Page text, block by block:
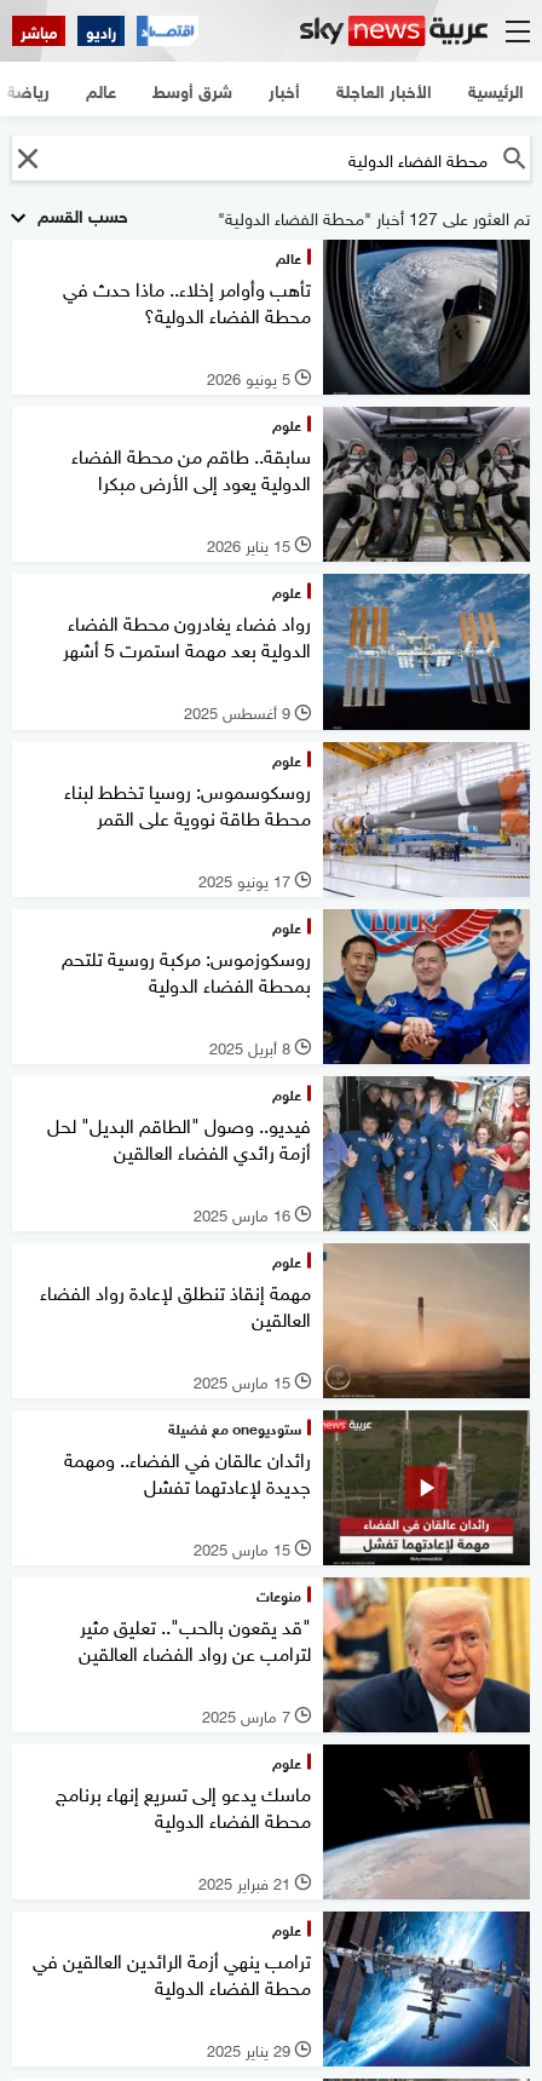
راديو مباشر
الرئيسية الأخبار العاجلة أخبار شرق أوسط عالم رياضة
حسب القسم تم العثور على 127 أخبار "محطة الفضاء الدولية"
عالم
تأهب وأوامر إخلاء.. ماذا حدث في
محطة الفضاء الدولية؟
l 5 يونيو 2026
علوم
سابقة.. طاقم من محطة الفضاء
الدولية يعود إلى الأرض مبكرا
l 15 يناير 2026
علوم
رواد فضاء يغادرون محطة الفضاء
الدولية بعد مهمة استمرت 5 أشهر
l 9 أغسطس 2025
علوم
روسكوسموس: روسيا تخطط لبناء
محطة طاقة نووية على القمر
l 17 يونيو 2025
علوم
روسكوزموس: مركبة روسية تلتحم
بمحطة الفضاء الدولية
l 8 أبريل 2025
علوم
فيديو.. وصول "الطاقم البديل" لحل
أزمة رائدي الفضاء العالقين
l 16 مارس 2025
علوم
مهمة إنقاذ تنطلق لإعادة رواد الفضاء
العالقين
l 15 مارس 2025
ستوديوone مع فضيلة
رائدان عالقان في الفضاء.. ومهمة
جديدة لإعادتهما تفشل
l 15 مارس 2025
منوعات
"قد يقعون بالحب".. تعليق مثير
لترامب عن رواد الفضاء العالقين
l 7 مارس 2025
علوم
ماسك يدعو إلى تسريع إنهاء برنامج
محطة الفضاء الدولية
l 21 فبراير 2025
علوم
ترامب ينهي أزمة الرائدين العالقين في
محطة الفضاء الدولية
l 29 يناير 2025